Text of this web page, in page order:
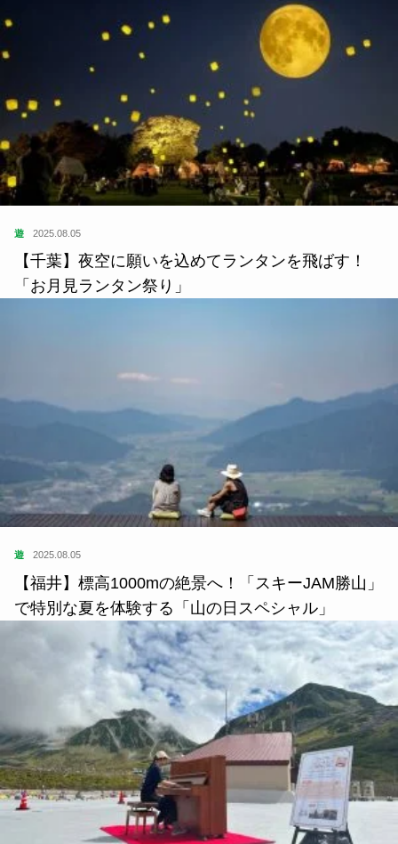
遊 2025.08.05
【千葉】夜空に願いを込めてランタンを飛ばす！
「お月見ランタン祭り」
遊 2025.08.05
【福井】標高1000mの絶景へ！「スキーJAM勝山」
で特別な夏を体験する「山の日スペシャル」